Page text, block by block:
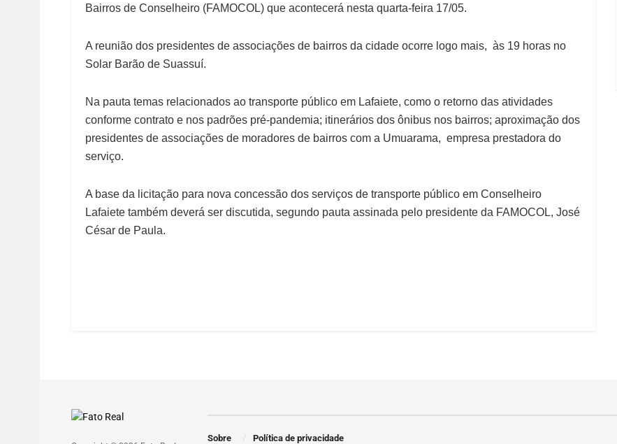
Bairros de Conselheiro (FAMOCOL) que acontecerá nesta quarta-feira 17/05.
A reunião dos presidentes de associações de bairros da cidade ocorre logo mais, às 19 horas no
Solar Barão de Suassuí.
Na pauta temas relacionados ao transporte público em Lafaiete, como o retorno das atividades
conforme contrato e nos padrões pré-pandemia; itinerários dos ônibus nos bairros; aproximação dos
presidentes de associações de moradores de bairros com a Umuarama, empresa prestadora do
serviço.
A base da licitação para nova concessão dos serviços de transporte público em Conselheiro
Lafaiete também deverá ser discutida, segundo pauta assinada pelo presidente da FAMOCOL, José
César de Paula.
Sobre Política de privacidade